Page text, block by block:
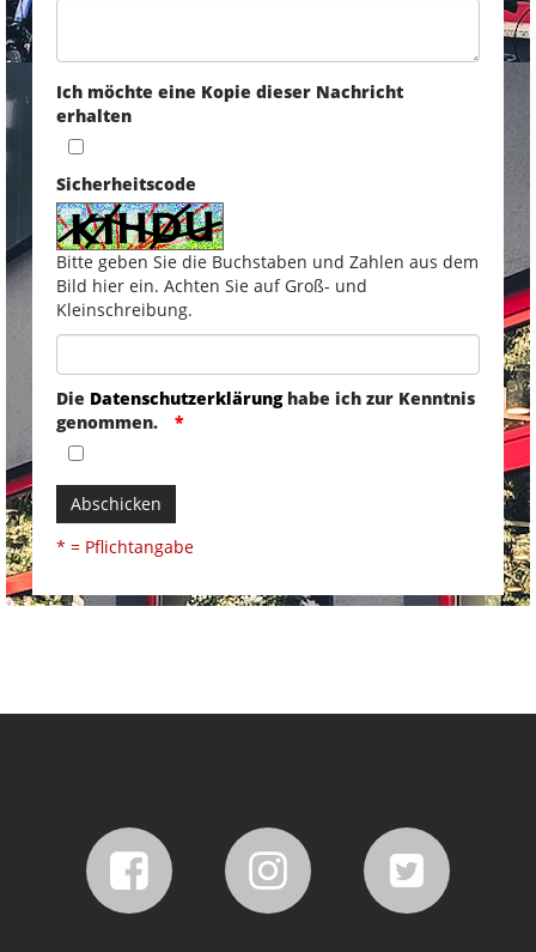
Ich möchte eine Kopie dieser Nachricht
erhalten
Sicherheitscode
Bitte geben Sie die Buchstaben und Zahlen aus dem
Bild hier ein. Achten Sie auf Groß- und
Kleinschreibung.
Die Datenschutzerklärunghabe ich zur Kenntnis
genommen.
Abschicken
* = Pflichtangabe